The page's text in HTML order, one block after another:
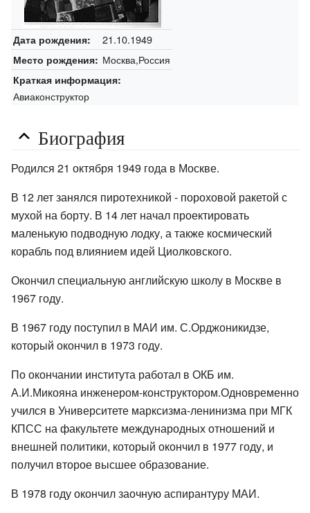
Дата рождения: 21.10.1949
Место рождения: Москва,Россия
Краткая информация:
Авиаконструктор
Биография
Родился 21 октября 1949 года в Москве.
В 12 лет занялся пиротехникой - пороховой ракетой с
мухой на борту. В 14 лет начал проектировать
маленькую подводную лодку, а также космический
корабль под влиянием идей Циолковского.
Окончил специальную английскую школу в Москве в
1967 году.
В 1967 году поступил в МАИ им. С.Орджоникидзе,
который окончил в 1973 году.
По окончании института работал в ОКБ им.
А.И.Микояна инженером-конструктором.Одновременно
учился в Университете марксизма-ленинизма при МГК
КПСС на факультете международных отношений и
внешней политики, который окончил в 1977 году, и
получил второе высшее образование.
В 1978 году окончил заочную аспирантуру МАИ.